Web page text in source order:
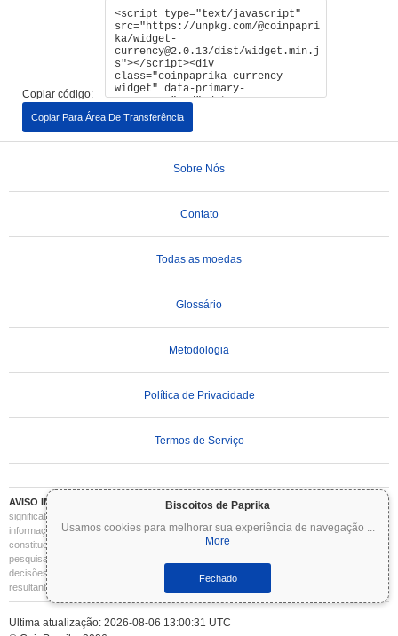
Biscoitos de Paprika
Usamos cookies para melhorar sua experiência de navegação ...
More
Fechado
Copiar código:
Copiar Para Área De Transferência
Sobre Nós
Contato
Todas as moedas
Glossário
Metodologia
Política de Privacidade
Termos de Serviço
AVISO IMPORTANTE:
As criptomoedas são altamente voláteis e envolvem riscos
significativos. Você pode perder parte ou todo o seu investimento. Todas as
informações no Coinpaprika são fornecidas apenas para fins informativos e não
constituem aconselhamento financeiro ou de investimento. Sempre faça sua própria
pesquisa (DYOR) e consulte um consultor financeiro qualificado antes de tomar
decisões de investimento. O Coinpaprika não se responsabiliza por quaisquer perdas
resultantes do uso dessas informações.
Ultima atualização: 2026-08-06 13:00:31 UTC